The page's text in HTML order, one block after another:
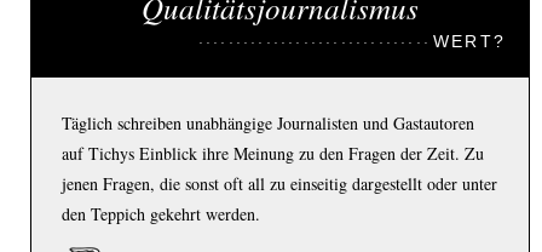
WERT?
Täglich schreiben unabhängige Journalisten und Gastautoren
auf Tichys Einblick ihre Meinung zu den Fragen der Zeit. Zu
jenen Fragen, die sonst oft all zu einseitig dargestellt oder unter
den Teppich gekehrt werden.